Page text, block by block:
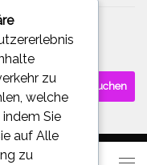
zu
welche
Sie
auf Alle
zu